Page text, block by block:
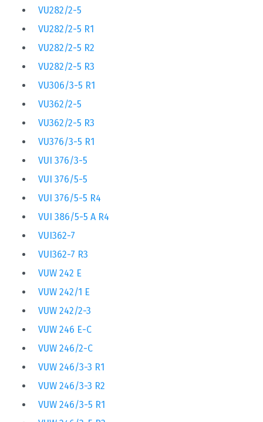
VU282/2-5
VU282/2-5 R1
VU282/2-5 R2
VU282/2-5 R3
VU306/3-5 R1
VU362/2-5
VU362/2-5 R3
VU376/3-5 R1
VUI 376/3-5
VUI 376/5-5
VUI 376/5-5 R4
VUI 386/5-5 A R4
VUI362-7
VUI362-7 R3
VUW 242 E
VUW 242/1 E
VUW 242/2-3
VUW 246 E-C
VUW 246/2-C
VUW 246/3-3 R1
VUW 246/3-3 R2
VUW 246/3-5 R1